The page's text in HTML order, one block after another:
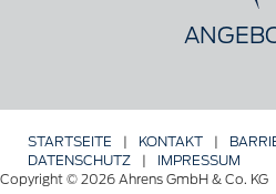
STARTSEITE | KONTAKT |
DATENSCHUTZ
|
IMPRESSUM
Copyright © 2026 Ahrens GmbH & Co. KG